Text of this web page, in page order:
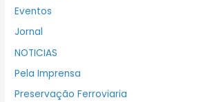
Eventos
Jornal
NOTICIAS
Pela Imprensa
Preservação Ferroviaria